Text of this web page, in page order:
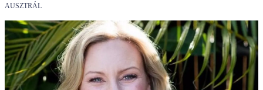
AUSZTRÁL